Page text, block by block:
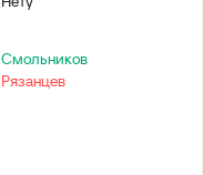
Смольников
Рязанцев